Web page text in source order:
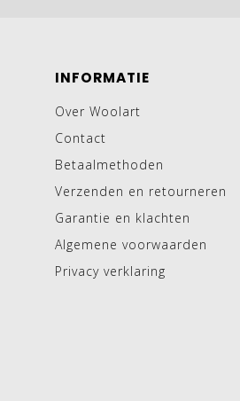
INFORMATIE
Over Woolart
Contact
Betaalmethoden
Verzenden en retourneren
Garantie en klachten
Algemene voorwaarden
Privacy verklaring